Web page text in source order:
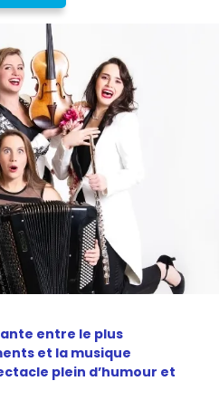
entre le plus
et la musique
plein d’humour et